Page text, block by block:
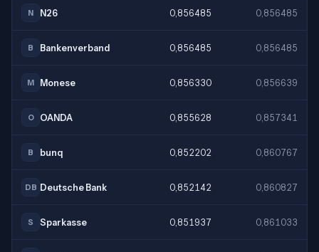
N N26 0,856485 0,856485
B Bankenverband 0,856485 0,856485
M Monese 0,856330 0,856639
O OANDA 0,855628 0,857341
B bunq 0,852202 0,860767
DB Deutsche Bank 0,852142 0,860827
S Sparkasse 0,851937 0,861033